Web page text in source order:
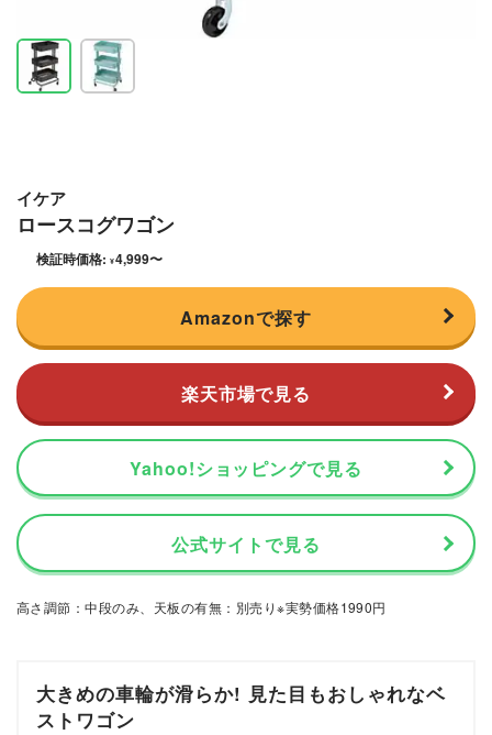
イケア
ロースコグワゴン
検証時価格: ¥4,999〜
Amazonで探す
楽天市場で見る
Yahoo!ショッピングで見る
公式サイトで見る
高さ調節：中段のみ、天板の有無：別売り※実勢価格1990円
大きめの車輪が滑らか! 見た目もおしゃれなベ
ストワゴン